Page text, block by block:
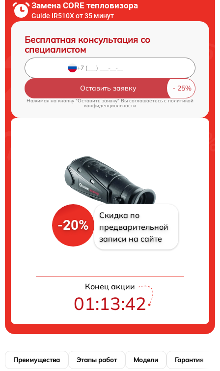
Замена CORE тепловизора
Guide IR510X от 35 минут
Бесплатная консультация со
специалистом
Оставить заявку
Нажимая на кнопку "Оставить заявку" Вы соглашаетесь cполитикой
конфиденциальности
-20%
Скидка по
предварительной
записи на сайте
Конец акции
01:13:41
Преимущества Этапы работ Модели Гарантия